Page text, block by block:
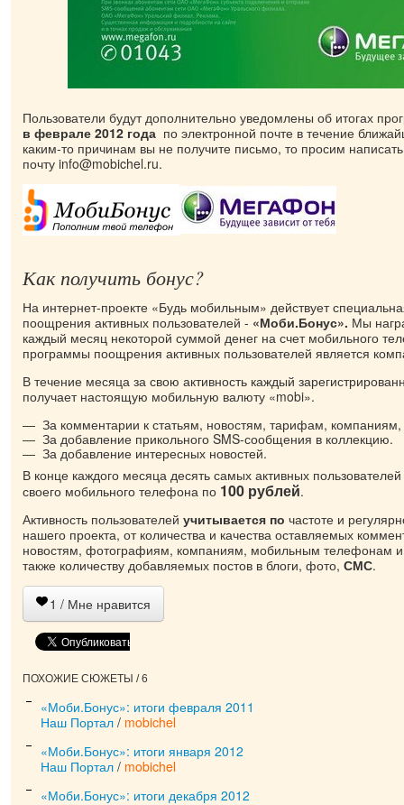
Пользователи будут дополнительно уведомлены об итогах
в феврале 2012 года по электронной почте в течение
каким-то причинам вы не получите письмо, то просим
почту info@mobichel.ru.
Как получить бонус?
На интернет-проекте «Будь мобильным» действует
поощрения активных пользователей - «Моби.Бонус». Мы
каждый месяц некоторой суммой денег на счет мобильного
программы поощрения активных пользователей является
В течение месяца за свою активность каждый
получает настоящую мобильную валюту «mobi».
За комментарии к статьям, новостям, тарифам,
За добавление прикольного SMS-сообщения в коллекцию.
За добавление интересных новостей.
В конце каждого месяца десять самых активных
своего мобильного телефона по 100 рублей.
Активность пользователей учитывается по частоте и
нашего проекта, от количества и качества оставляемых
новостям, фотографиям, компаниям, мобильным телефонам и
также количеству добавляемых постов в блоги, фото, СМС.
1 / Мне нравится
ПОХОЖИЕ СЮЖЕТЫ / 6
«Моби.Бонус»: итоги февраля 2011
Наш Портал / mobichel
«Моби.Бонус»: итоги января 2012
Наш Портал / mobichel
«Моби.Бонус»: итоги декабря 2012